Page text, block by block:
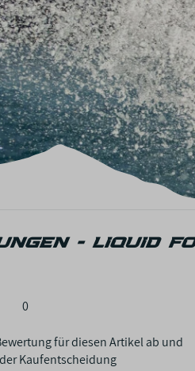
- LIQUID
0
für diesen Artikel ab und
Kaufentscheidung